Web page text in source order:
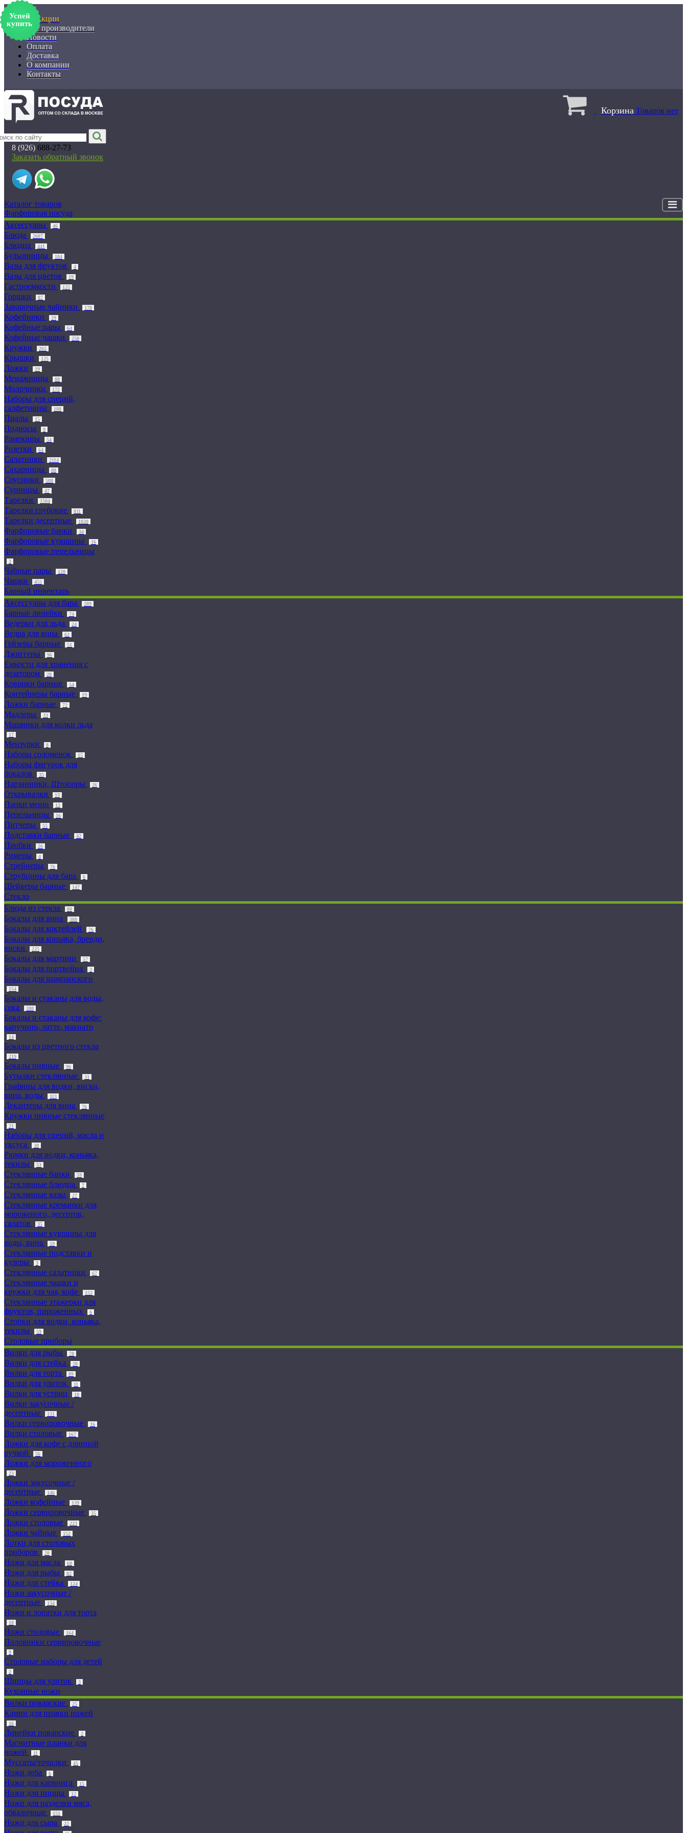
% Акции
Все производители
Новости
Оплата
Доставка
О компании
Контакты
Корзина Товаров нет
8 (926) 688-27-73
Заказать обратный звонок
Каталог товаров
Фарфоровая посуда
Аксессуары
46
Блюда 2607
Блюдца 441
Бульонницы 104
Вазы для фруктов 4
Вазы для цветов 19
Гастроемкости 125
Горшки 87
Заварочные чайники 178
Кофейники 29
Кофейные пары 64
Кофейные чашки 250
Кружки 265
Крышки 125
Ложки 19
Менажницы 88
Молочники 172
Наборы для специй,
салфетницы
188
Пиалы 15
Подносы 9
Рамекины 54
Розетки 64
Салатники 2114
Сахарницы 88
Соусники 508
Супницы 47
Тарелки 1504
Тарелки глубокие 811
Тарелки десертные 1020
Фарфоровые банки 34
Фарфоровые кувшины 16
Фарфоровые пепельницы
3
Чайные пары 120
Чашки 455
Барный инвентарь
Аксессуары для бара
289
Барные линейки 74
Ведерки для льда 24
Ведра для вина 62
Гейзеры барные 51
Джиггеры 96
Емкости для хранения с
дозатором
28
Коврики барные 54
Контейнеры барные 19
Ложки барные 72
Мадлеры 33
Машинки для колки льда
17
Мензурки 8
Наборы соломенок 15
Наборы фигурок для
бокалов
35
Нарзанники, Штопоры 26
Открывалки 13
Папки меню 12
Пепельницы 16
Питчеры 55
Подставки барные 42
Пробки 26
Римеры 4
Стрейнеры 76
Струбцины для бара 6
Шейкеры барные 147
Стекло
Блюда из стекла
80
Бокалы для вина 388
Бокалы для коктейлей 76
Бокалы для коньяка, бренди,
виски
225
Бокалы для мартини 57
Бокалы для портвейна 3
Бокалы для шампанского
154
Бокалы и стаканы для воды,
сока
388
Бокалы и стаканы для кофе:
капучино, латте, макиато
14
Бокалы из цветного стекла
219
Бокалы пивные 96
Бутылки стеклянные 31
Графины для водки, виски,
вина, воды
113
Декантеры для вина 76
Кружки пивные стеклянные
21
Наборы для специй, масла и
уксуса
30
Рюмки для водки, коньяка,
текилы
53
Стеклянные банки 59
Стеклянные блюдца 7
Стеклянные вазы 27
Стеклянные креманки для
мороженого, десертов,
салатов
35
Стеклянные кувшины для
воды, вина
59
Стеклянные подставки и
кулеры
3
Стеклянные салатники 67
Стеклянные чашки и
кружки для чая, кофе
153
Стеклянные этажерки для
фруктов, пироженных
6
Стопки для водки, коньяка,
текилы
59
Столовые приборы
Вилки для рыбы
78
Вилки для стейка 20
Вилки для торта 89
Вилки для улиток 11
Вилки для устриц 10
Вилки закусочные /
десертные
131
Вилки сервировочные 16
Вилки столовые 167
Ложки для кофе с длинной
ручкой
56
Ложки для мороженного
23
Ложки закусочные /
десертные
146
Ложки кофейные 139
Ложки сервировочные 35
Ложки столовые 223
Ложки чайные 152
Лотки для столовых
приборов
28
Ножи для масла 60
Ножи для рыбы 82
Ножи для стейка 124
Ножи закусочные /
десертные
134
Ножи и лопатки для торта
18
Ножи столовые 164
Половники сервировочные
9
Столовые наборы для детей
2
Щипцы для улиток 3
Кухонные ножи
Вилки поварские
25
Камни для правки ножей
16
Линейки поварские 2
Магнитные планки для
ножей
11
Муссаты/точилки 45
Ножи деба 6
Ножи для карвинга 15
Ножи для пиццы 12
Ножи для разделки мяса,
обвалочные
151
Ножи для сыра 22
Успей
купить